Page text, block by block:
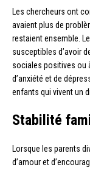
Les chercheurs ont
avaient plus de
restaient ensemble.
susceptibles d’avoir
sociales positives ou
d’anxiété et de
enfants qui vivent un
Stabilité
Lorsque les parents
d’amour et